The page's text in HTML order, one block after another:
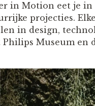
in Motion eet je
projecties.
in design,
Museum en